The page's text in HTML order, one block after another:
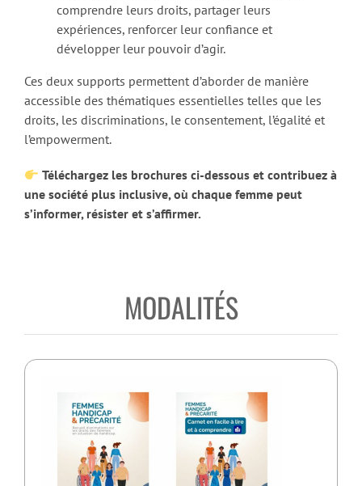
comprendre leurs droits, partager leurs
expériences, renforcer leur confiance et
développer leur pouvoir d’agir.
Ces deux supports permettent d’aborder de manière
accessible des thématiques essentielles telles que les
droits, les discriminations, le consentement, l’égalité et
l’empowerment.
Téléchargez les brochures ci-dessous et contribuez à
une société plus inclusive, où chaque femme peut
s’informer, résister et s’affirmer.
MODALITÉS